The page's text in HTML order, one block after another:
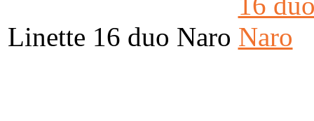
Linette 16 duo Naro